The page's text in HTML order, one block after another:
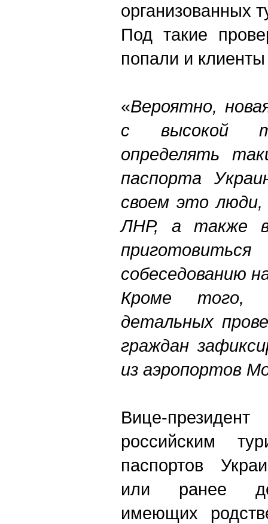
организованных
Под такие
попали и
«Вероятно,
с высокой
определять
паспорта
своем это
ЛНР, а также
собеседованию
Кроме того,
детальных
граждан
из аэропортов
Вице-
российским
паспортов
или ранее
имеющих